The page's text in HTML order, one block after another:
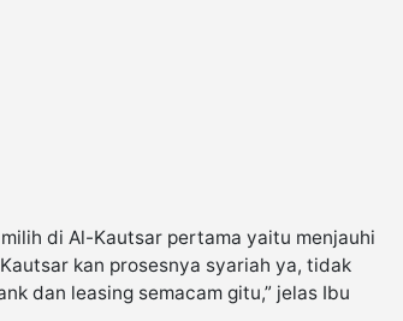
di Al-Kautsar pertama yaitu menjauhi
kan prosesnya syariah ya, tidak
dan leasing semacam gitu,” jelas Ibu